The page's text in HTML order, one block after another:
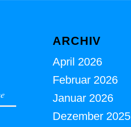
ARCHIV
April 2026
Februar 2026
Januar 2026
Dezember 2025